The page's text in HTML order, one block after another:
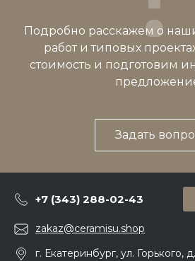
Подробно расскажем о
работ и типовых
стоимость и подготовим
Задать
+7 (343) 288-02-43
zakaz@ceramisu.shop
г. Екатеринбург, ул. Горького, д.